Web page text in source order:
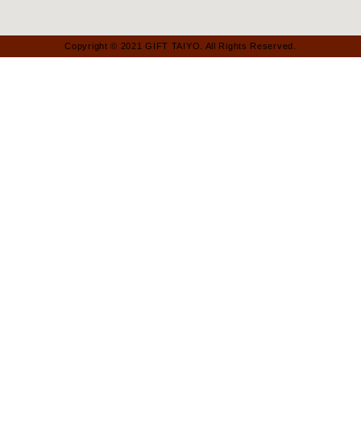
Copyright © 2021 GIFT TAIYO. All Rights Reserved.